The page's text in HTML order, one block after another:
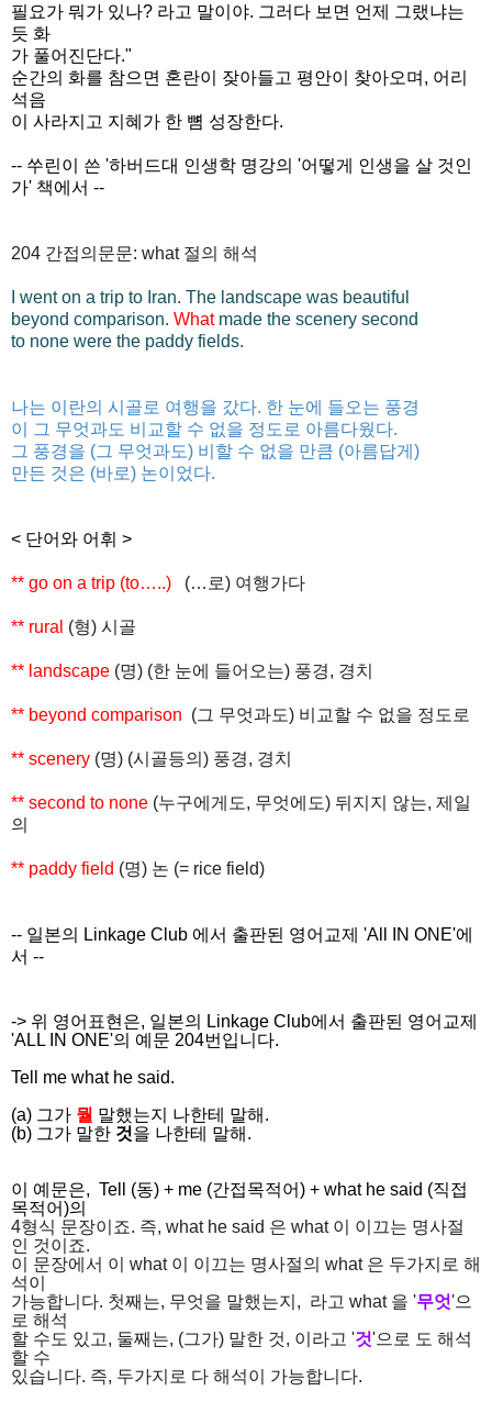
필요가 뭐가 있나? 라고 말이야. 그러다 보면 언제 그랬냐는
듯 화
가 풀어진단다."
순간의 화를 참으면 혼란이 잦아들고 평안이 찾아오며, 어리
석음
이 사라지고 지혜가 한 뼘 성장한다.
-- 쑤린이 쓴 '하버드대 인생학 명강의 '어떻게 인생을 살 것인
가' 책에서 --
204 간접의문문: what 절의 해석
I went on a trip to Iran. The landscape was beautiful
beyond comparison. What made the scenery second
to none were the paddy fields.
나는 이란의 시골로 여행을 갔다. 한 눈에 들오는 풍경
이
그 무엇과도 비교할 수 없을 정도로 아름다웠다.
그 풍경을 (그 무엇과도) 비할 수 없을 만큼 (아름답게 )
만든 것은 (바로) 논이었다.
< 단어와 어휘 >
** go on a trip (to…..) (… 로) 여행가다
** rural (형) 시골
** landscape (명) (한 눈에 들어오는) 풍경, 경치
** beyond comparison (그 무엇과도) 비교할 수 없을 정도로
** scenery (명) (시골등의 ) 풍경, 경치
** second to none (누구에게도, 무엇에도) 뒤지지 않는, 제일
의
** paddy field (명) 논 (= rice field)
-- 일본의 Linkage Club 에서 출판된 영어교제 'All IN ONE'에
서 --
-> 위 영어표현은, 일본의 Linkage Club에서 출판된 영어교제
'ALL IN ONE'의 예문 204번입니다.
Tell me what he said.
(a) 그가 뭘 말했는지 나한테 말해.
(b) 그가 말한 것을 나한테 말해.
이 예문은, Tell (동) + me (간접목적어) + what he said (직접
목적어)의
4형식 문장이죠. 즉, what he said 은 what 이 이끄는 명사절
인 것이죠.
이 문장에서 이 what 이 이끄는 명사절의 what 은 두가지로 해
석이
가능합니다. 첫째는, 무엇을 말했는지, 라고 what 을 '무엇'으
로 해석
할 수도 있고, 둘째는, (그가) 말한 것, 이라고 '것'으로 도 해석
할 수
있습니다. 즉, 두가지로 다 해석이 가능합니다.